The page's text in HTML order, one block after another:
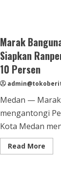
Marak
Siapkan
10 Persen
Medan —
mengantongi
Kota Medan
Read MoreRead
more